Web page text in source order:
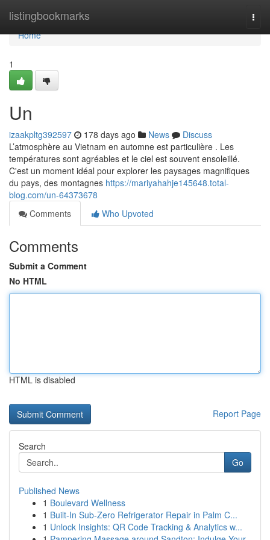
listingbookmarks
Home
Home
1
Un
izaakpltg392597 178 days ago News
Discuss
L’atmosphère au Vietnam en automne est particulière . Les
températures sont agréables et le ciel est souvent ensoleillé.
C'est un moment idéal pour explorer les paysages magnifiques
du pays, des montagnes https://mariyahahje145648.total-
blog.com/un-64373678
Comments
Who Upvoted
Comments
Submit a Comment
No HTML
HTML is disabled
Report Page
Search
Go
Published News
1 Boulevard Wellness
1 Built-In Sub-Zero Refrigerator Repair in Palm C...
1 Unlock Insights: QR Code Tracking & Analytics w...